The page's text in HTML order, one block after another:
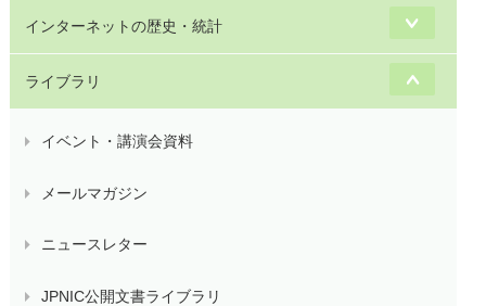
インターネットの歴史・統計
ライブラリ
イベント・講演会資料
メールマガジン
ニュースレター
JPNIC公開文書ライブラリ